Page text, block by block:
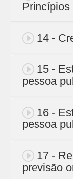
Princípios
14 -
15 -
pessoa
16 -
pessoa
17 -
previsão